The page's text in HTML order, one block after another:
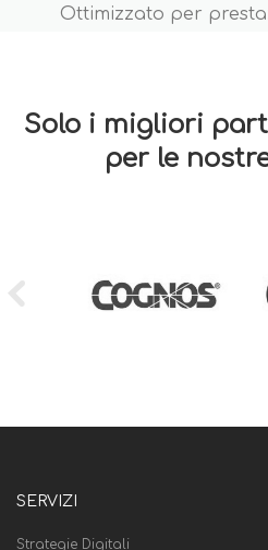
Ottimizzato per
Solo i migliori
per le
SERVIZI
Strategie Digitali